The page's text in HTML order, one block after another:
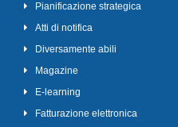
Pianificazione strategica
Atti di notifica
Diversamente abili
Magazine
E-learning
Fatturazione elettronica